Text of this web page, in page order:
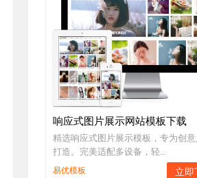
响应式图片展示网站模板下载
精选响应式图片展示模板，专为创
打造。完美适配多设备，轻...
易优模板 立即